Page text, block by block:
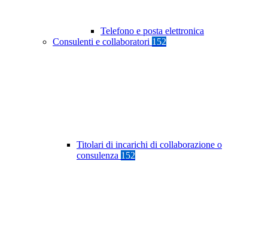
Telefono e posta elettronica
Consulenti e collaboratori 152
Titolari di incarichi di collaborazione o
consulenza 152